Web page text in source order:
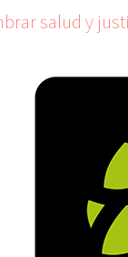
salud y